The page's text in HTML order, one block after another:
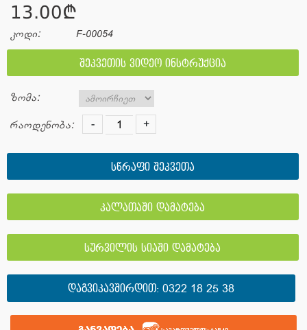
13.00¢
კოდი: F-00054
შეკვეთის ვიდეო ინსტრუქცია
ზომა:
რაოდენობა: - +
სწრაფი შეკვეთა
კალათაში დამატება
სურვილის სიაში დამატება
ᲓᲐᲒᲕᲘᲙᲐᲕᲨᲘᲠᲓᲘᲗ:0322 18 25 38